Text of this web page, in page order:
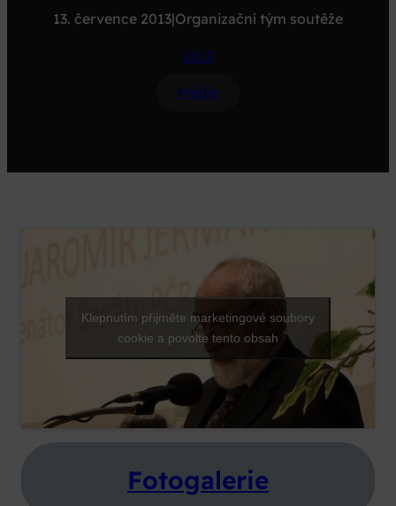
13. července 2013|Organizační tým soutěže
2013
Média
Klepnutím přijměte marketingové soubory
cookie a povolte tento obsah
Fotogalerie